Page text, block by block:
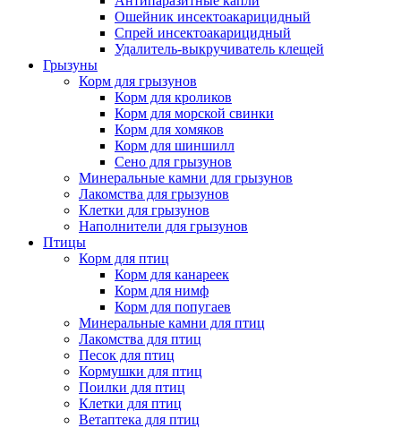
Ошейник инсектоакарицидный
Спрей инсектоакарицидный
Удалитель-выкручиватель клещей
Грызуны
Корм для грызунов
Корм для кроликов
Корм для морской свинки
Корм для хомяков
Корм для шиншилл
Сено для грызунов
Минеральные камни для грызунов
Лакомства для грызунов
Клетки для грызунов
Наполнители для грызунов
Птицы
Корм для птиц
Корм для канареек
Корм для нимф
Корм для попугаев
Минеральные камни для птиц
Лакомства для птиц
Песок для птиц
Кормушки для птиц
Поилки для птиц
Клетки для птиц
Ветаптека для птиц